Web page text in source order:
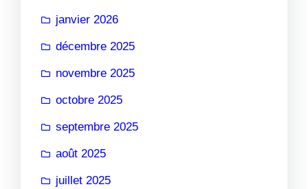
janvier 2026
décembre 2025
novembre 2025
octobre 2025
septembre 2025
août 2025
juillet 2025